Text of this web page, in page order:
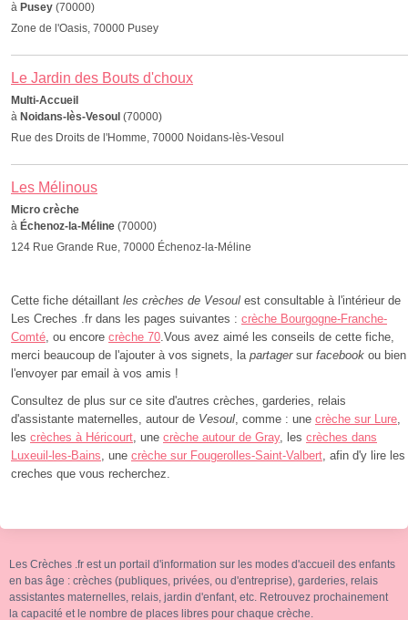
à Pusey (70000)
Zone de l'Oasis, 70000 Pusey
Le Jardin des Bouts d'choux
Multi-Accueil
à Noidans-lès-Vesoul (70000)
Rue des Droits de l'Homme, 70000 Noidans-lès-Vesoul
Les Mélinous
Micro crèche
à Échenoz-la-Méline (70000)
124 Rue Grande Rue, 70000 Échenoz-la-Méline
Cette fiche détaillant les crèches de Vesoul est consultable à l'intérieur de
Les Creches .fr dans les pages suivantes : crèche Bourgogne-Franche-
Comté, ou encore crèche 70.Vous avez aimé les conseils de cette fiche,
merci beaucoup de l'ajouter à vos signets, la partagersur facebook ou bien
l'envoyer par email à vos amis !
Consultez de plus sur ce site d'autres crèches, garderies, relais
d'assistante maternelles, autour de Vesoul, comme : une crèche sur Lure,
les crèches à Héricourt, une crèche autour de Gray, les crèches dans
Luxeuil-les-Bains, une crèche sur Fougerolles-Saint-Valbert, afin d'y lire les
creches que vous recherchez.
Les Crèches .fr est un portail d'information sur les modes d'accueil des enfants
en bas âge : crèches (publiques, privées, ou d'entreprise), garderies, relais
assistantes maternelles, relais, jardin d'enfant, etc. Retrouvez prochainement
la capacité et le nombre de places libres pour chaque crèche.